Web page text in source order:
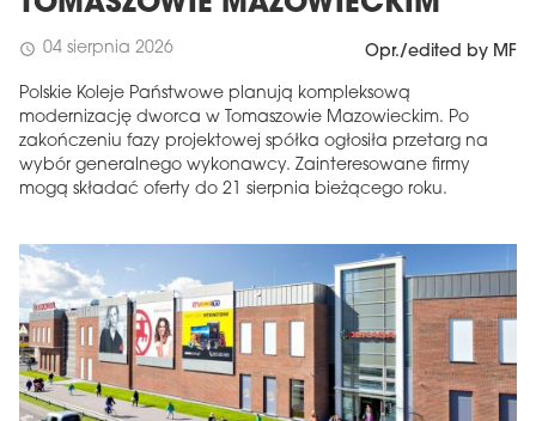
schedule 04 sierpnia 2026 Opr./edited by MF
Polskie Koleje Państwowe planują kompleksową
modernizację dworca w Tomaszowie Mazowieckim. Po
zakończeniu fazy projektowej spółka ogłosiła przetarg na
wybór generalnego wykonawcy. Zainteresowane firmy
mogą składać oferty do 21 sierpnia bieżącego roku.